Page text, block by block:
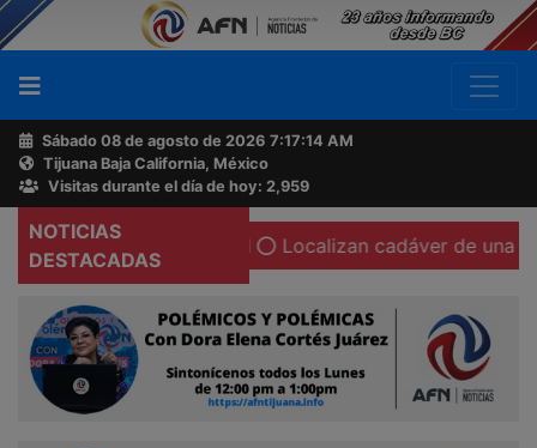
Sábado 08 de agosto de 2026 7:17:15 AM
Tijuana Baja California, México
Visitas durante el día de hoy: 2,959
NOTICIAS
DESTACADAS
cámara corporal Localizan cadáver de una mujer
Buscador
Acerca
de
AFN
Ventas